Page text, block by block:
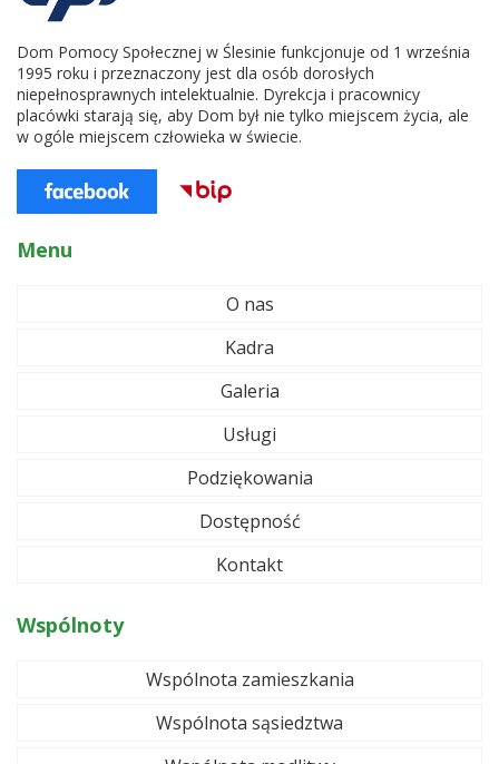
Dom Pomocy Społecznej w Ślesinie funkcjonuje od 1 września
1995 roku i przeznaczony jest dla osób dorosłych
niepełnosprawnych intelektualnie. Dyrekcja i pracownicy
placówki starają się, aby Dom był nie tylko miejscem życia, ale
w ogóle miejscem człowieka w świecie.
Menu
O nas
Kadra
Galeria
Usługi
Podziękowania
Dostępność
Kontakt
Wspólnoty
Wspólnota zamieszkania
Wspólnota sąsiedztwa